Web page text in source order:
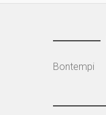
Bontempi